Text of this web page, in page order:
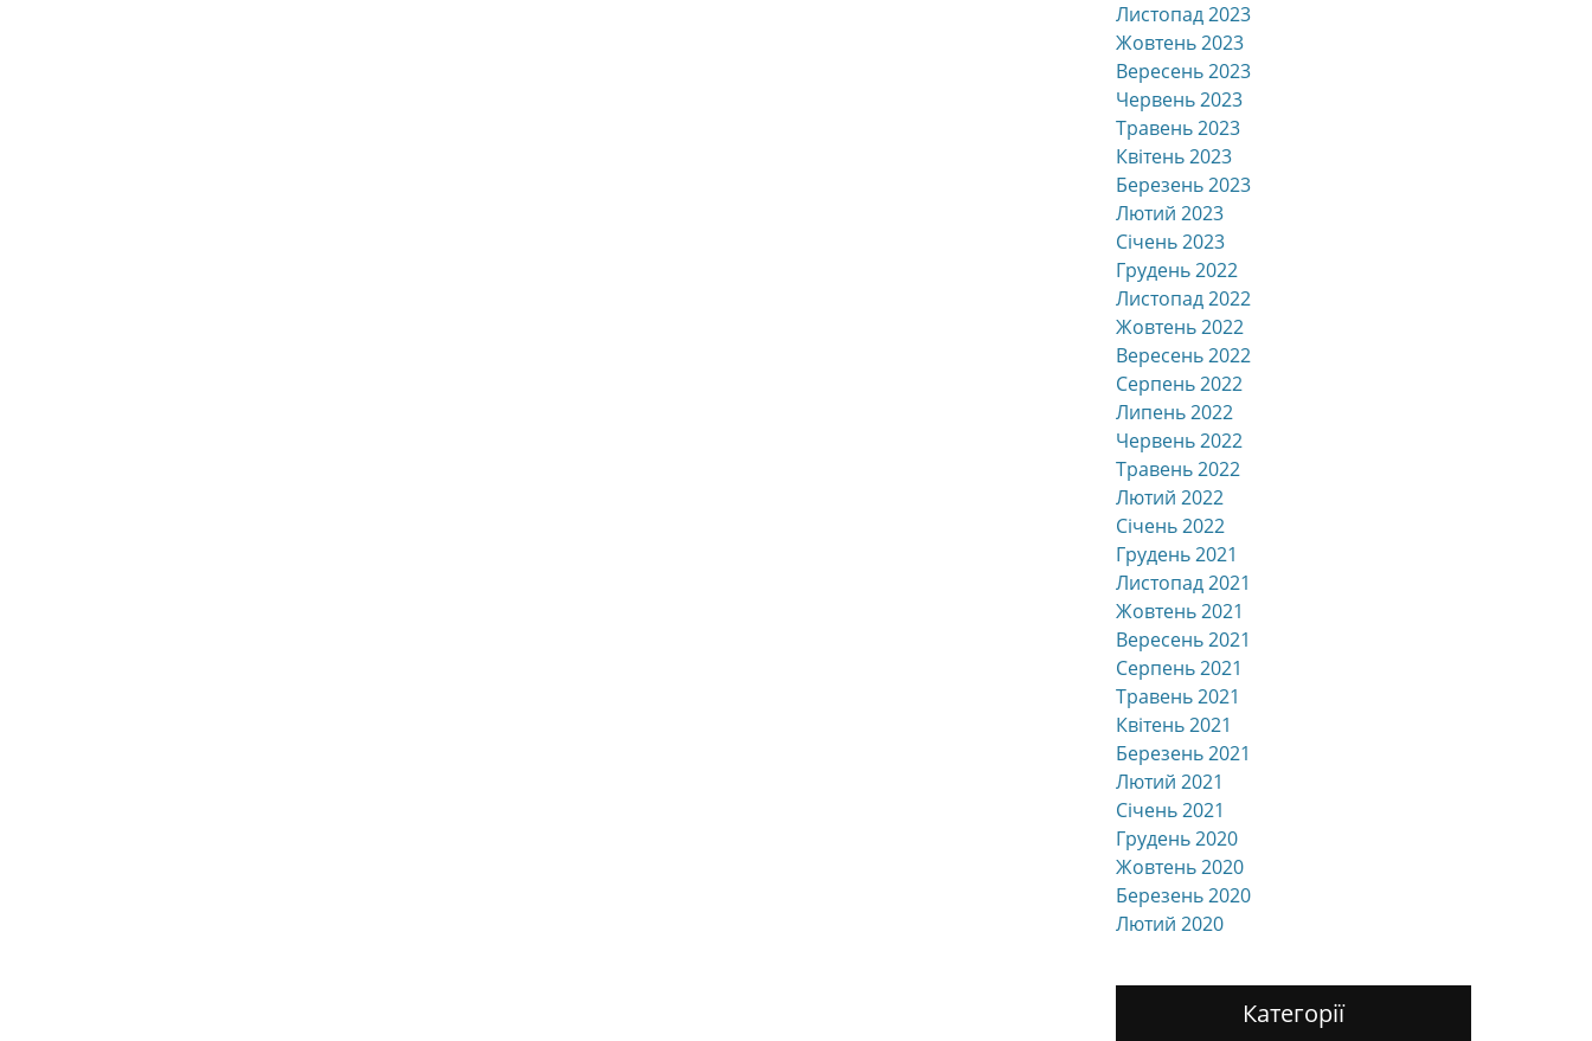
Листопад 2023
Жовтень 2023
Вересень 2023
Червень 2023
Травень 2023
Квітень 2023
Березень 2023
Лютий 2023
Січень 2023
Грудень 2022
Листопад 2022
Жовтень 2022
Вересень 2022
Серпень 2022
Липень 2022
Червень 2022
Травень 2022
Лютий 2022
Січень 2022
Грудень 2021
Листопад 2021
Жовтень 2021
Вересень 2021
Серпень 2021
Травень 2021
Квітень 2021
Березень 2021
Лютий 2021
Січень 2021
Грудень 2020
Жовтень 2020
Березень 2020
Лютий 2020
Категорії